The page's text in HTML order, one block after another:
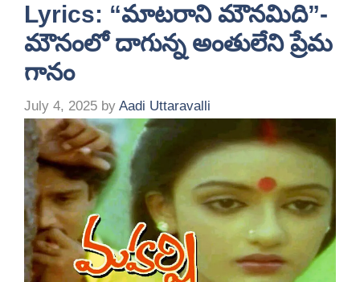
Lyrics: “మాటరాని మౌనమిది”-
మౌనంలో దాగున్న అంతులేని ప్రేమ
గానం
July 4, 2025 by Aadi Uttaravalli